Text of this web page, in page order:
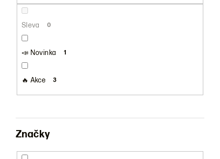
Sleva 0
📣 Novinka 1
🔥 Akce 3
Značky